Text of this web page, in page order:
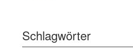
Schlagwörter